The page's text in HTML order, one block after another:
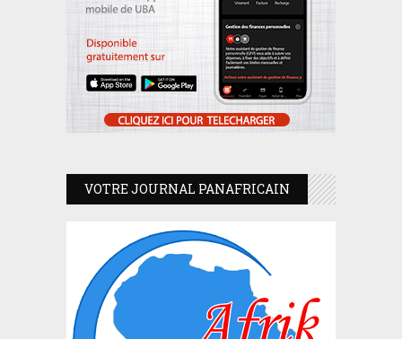
VOTRE JOURNAL PANAFRICAIN